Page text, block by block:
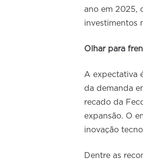
ano em 2025,
investimentos
Olhar para
A expectativa
da demanda
recado da
expansão. O
inovação
Dentre as